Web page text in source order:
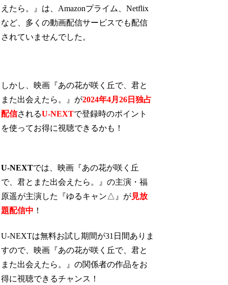
えたら。』は、Amazonプライム、Netflix
など、多くの動画配信サービスでも配信
されていませんでした。
しかし、映画『あの花が咲く丘で、君と
また出会えたら。』が2024年4月26日独占
配信されるU-NEXTで登録時のポイント
を使ってお得に視聴できるかも！
U-NEXTでは、映画『あの花が咲く丘
で、君とまた出会えたら。』の主演・福
原遥が主演した『ゆるキャン△』が見放
題配信中 ！
U-NEXTは無料お試し期間が31日間ありま
すので、映画『あの花が咲く丘で、君と
また出会えたら。』の関係者の作品をお
得に視聴できるチャンス！